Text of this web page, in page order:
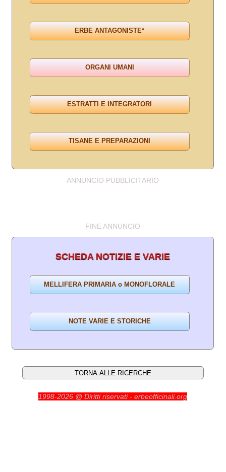
ANNUNCIO PUBBLICITARIO
FINE ANNUNCIO
SCHEDA NOTIZIE E VARIE
1998-2026 @ Diritti riservati - erbeofficinali.org